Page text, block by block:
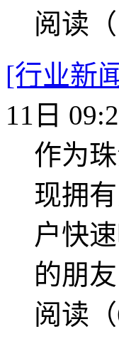
阅读（
[行业新
11日
作为
现拥
户快
的朋
阅读（